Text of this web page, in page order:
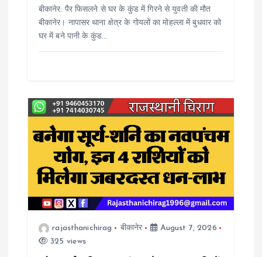
बीकानेर: पैर फिसलने से घर के कुंड में गिरने से युवती की मौत
बीकानेर। नापासर थाना क्षेत्र के गोयलों का मोहल्ला में बुधवार को
घर में बने पानी के कुंड…
rajasthanichirag बीकानेर
August 7, 2026
325 views